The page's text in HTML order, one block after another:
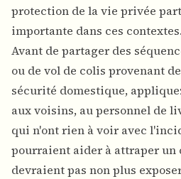
protection de la vie privée
importante dans ces contextes.
Avant de partager des
ou de vol de colis provenant
sécurité domestique,
aux voisins, au personnel de
qui n'ont rien à voir avec
pourraient aider à attraper un
devraient pas non plus